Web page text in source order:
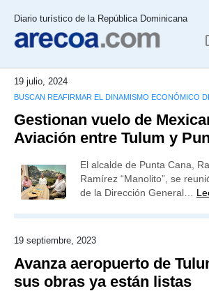
Diario turístico de la República Dominicana
19 julio, 2024
BUSCAN REAFIRMAR EL DINAMISMO ECONÓMICO
Gestionan vuelo de
Aviación entre Tulum y
El alcalde de Punta Cana,
Ramírez “Manolito”, se
de la Dirección General…
19 septiembre, 2023
Avanza aeropuerto de
sus obras ya están listas